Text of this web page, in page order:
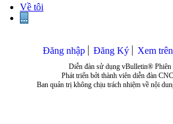
Về tôi
...
Đăng nhập Đăng Ký Xem
Diễn đàn sử dụng vBulletin® Phiên
Phát triển bởi thành viên diễn đàn
Ban quản trị không chịu trách nhiệm về nội